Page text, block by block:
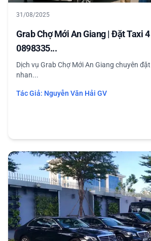
31/08/2025
Grab Chợ Mới An Giang | Đặt Taxi
0898335...
Dịch vụ Grab Chợ Mới An Giang chuyên
nhan...
Tác Giả: Nguyễn Văn Hải GV